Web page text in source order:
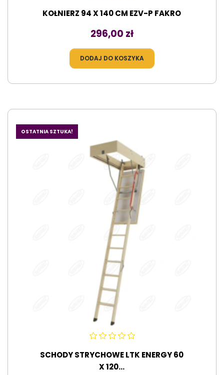
KOŁNIERZ 94 X 140 CM EZV-P FAKRO
Cena
296,00 zł
DODAJ DO KOSZYKA
OSTATNIA SZTUKA!
SCHODY STRYCHOWE LTK ENERGY 60
X 120...